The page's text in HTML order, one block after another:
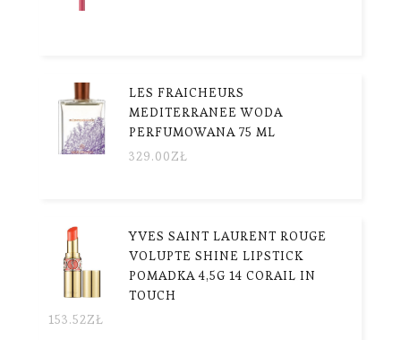
LES FRAICHEURS
MEDITERRANEE WODA
PERFUMOWANA 75 ML
329.00ZŁ
YVES SAINT LAURENT ROUGE
VOLUPTE SHINE LIPSTICK
POMADKA 4,5G 14 CORAIL IN
TOUCH
153.52ZŁ